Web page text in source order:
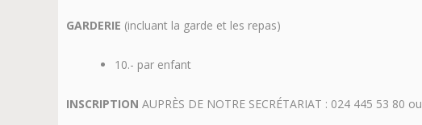
GARDERIE (incluant la garde et les repas)
10.- par enfant
INSCRIPTION AUPRÈS DE NOTRE SECRÉTARIAT : 024 445 53 80 ou